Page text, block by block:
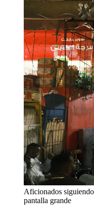
Aficionados
pantalla grande